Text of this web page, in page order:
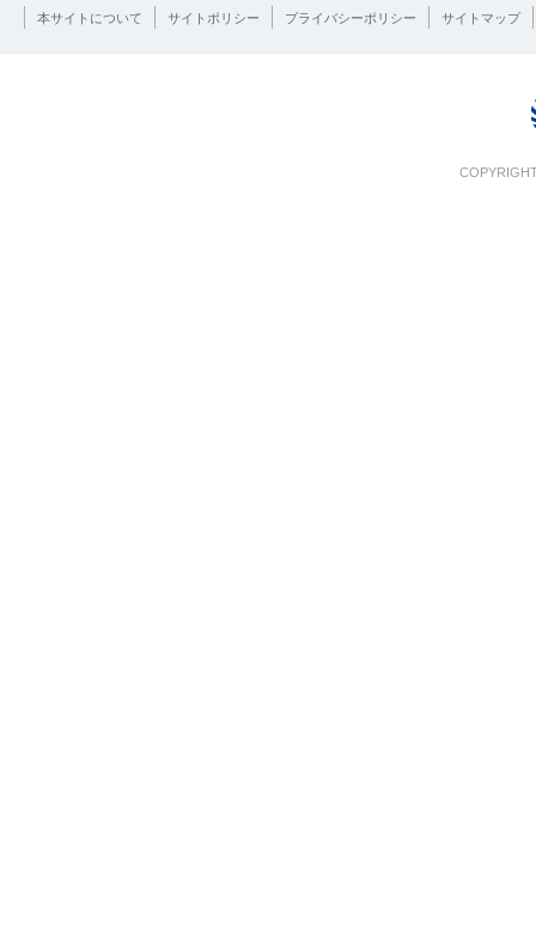
本サイトについて サイトポリシー プライバシーポリシー サイトマップ